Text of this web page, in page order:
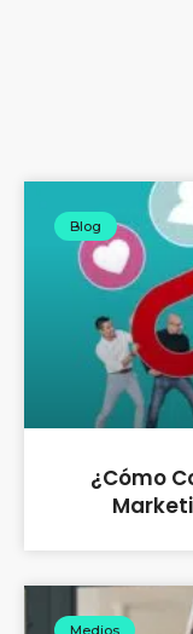
Blog
¿Cómo
Medios